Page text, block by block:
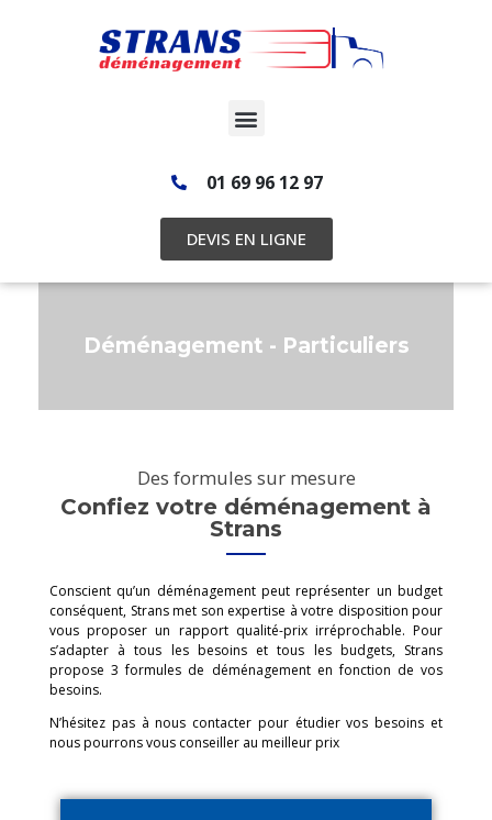
01 69 96 12 97
DEVIS EN LIGNE
Déménagement - Particuliers
Des formules sur mesure
Confiez votre déménagement à
Strans
Conscient qu’un déménagement peut représenter un budget
conséquent, Strans met son expertise à votre disposition pour
vous proposer un rapport qualité-prix irréprochable. Pour
s’adapter à tous les besoins et tous les budgets, Strans
propose 3 formules de déménagement en fonction de vos
besoins.
N’hésitez pas à nous contacter pour étudier vos besoins et
nous pourrons vous conseiller au meilleur prix